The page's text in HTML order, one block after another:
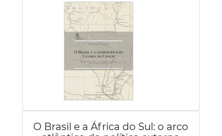
O Brasil e a África do Sul: o arco